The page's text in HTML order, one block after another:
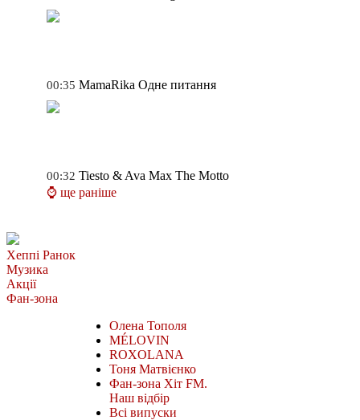
00:35 MamaRika Одне питання
00:32 Tiesto & Ava Max The Motto
⌚ ще раніше
Хеппі Ранок
Музика
Акції
Фан-зона
Олена Тополя
MÉLOVIN
ROXOLANA
Тоня Матвієнко
Фан-зона Хіт FM.
Наш відбір
Всі випуски